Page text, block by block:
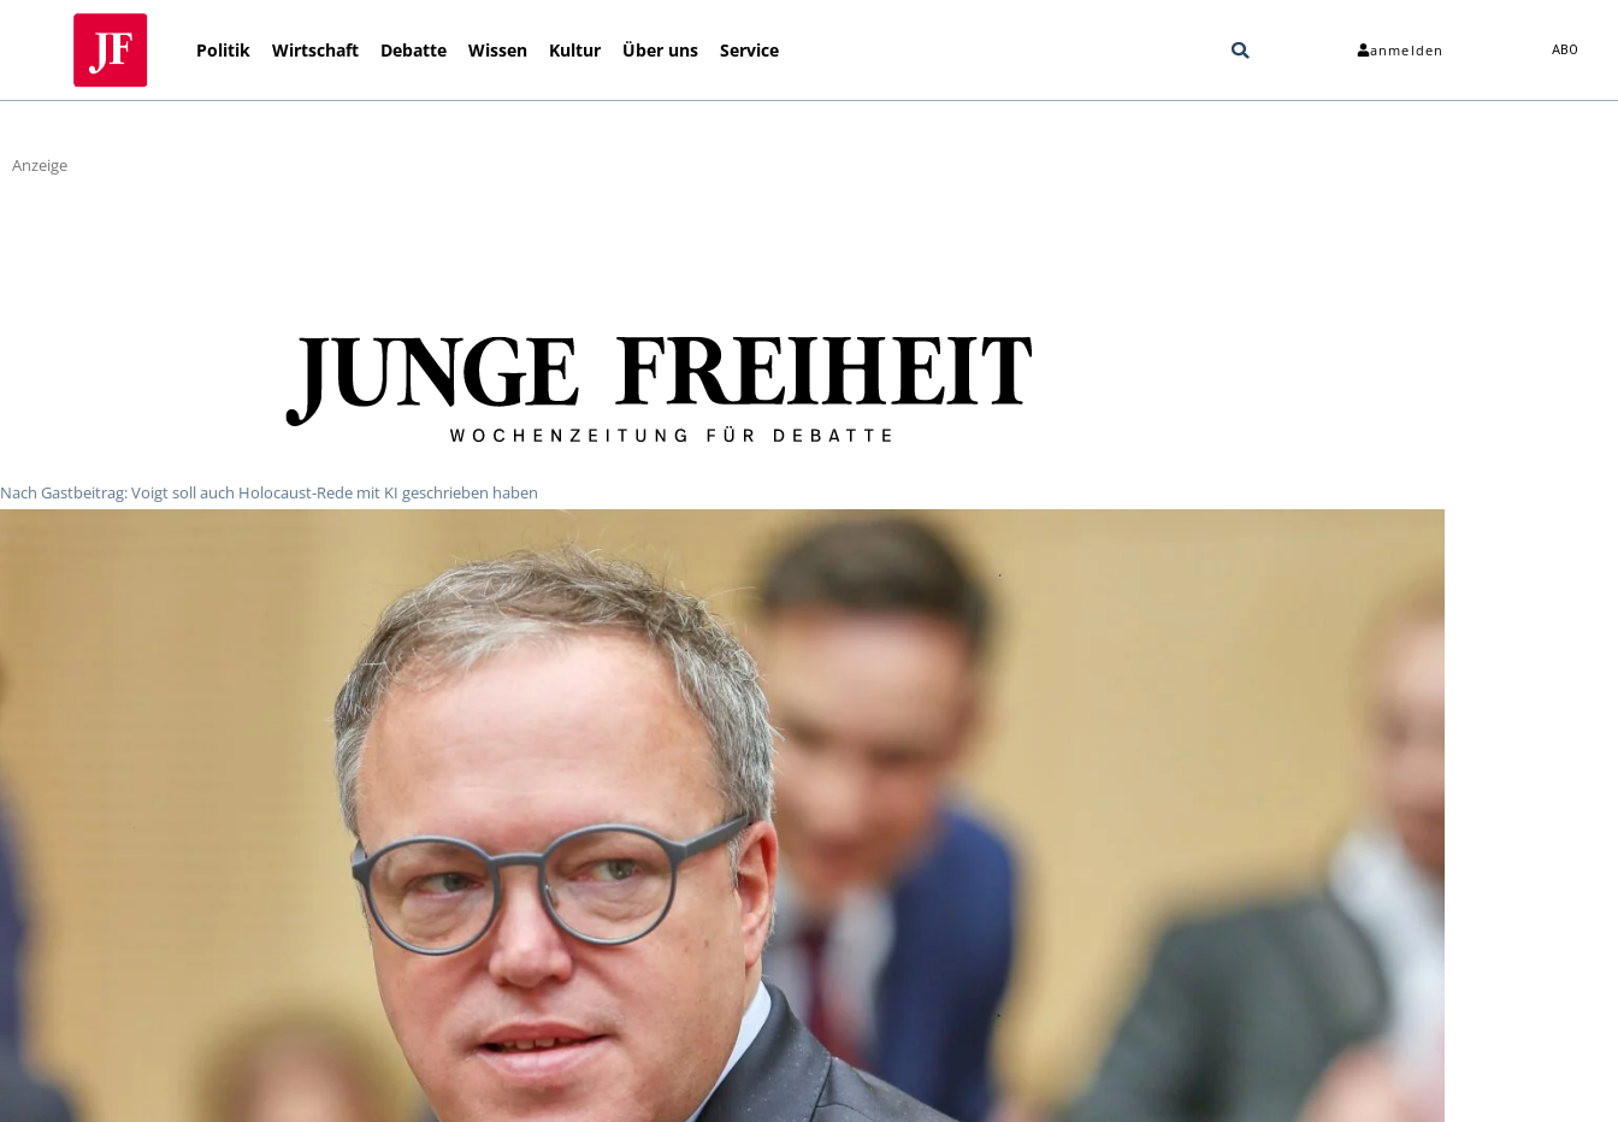
Politik Wirtschaft Debatte Wissen Kultur Über uns Service anmelden ABO
Anzeige
Nach Gastbeitrag: Voigt soll auch Holocaust-Rede mit KI geschrieben haben